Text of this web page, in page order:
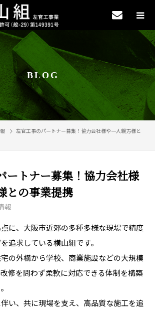
BLOG
左官工事のパートナー募集！協力会社様や一人親方様と
ートナー募集！協力会社様
との事業提携
報
に、大阪市近郊の多種多様な現場で精度
追求している横山組です。
の外構から学校、商業施設などの大規模
修を問わず柔軟に対応できる体制を構築
い、共に現場を支え、高品質な施工を追